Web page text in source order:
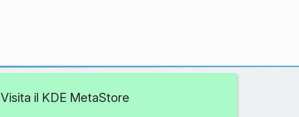
Visita il KDE MetaStore